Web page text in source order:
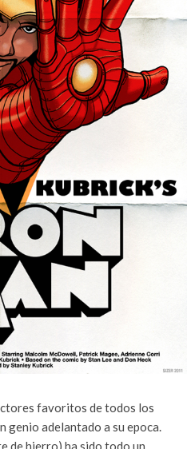
favoritos de todos los
genio adelantado a su epoca.
de hierro) ha sido todo un